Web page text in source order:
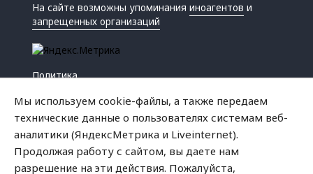
На сайте возможны упоминанияиноагентов и
запрещенных организаций
Политика
Мы используем cookie-файлы, а также передаем
технические данные о пользователях системам веб-
аналитики (ЯндексМетрика и Liveinternet).
Продолжая работу с сайтом, вы даете нам
разрешение на эти действия. Пожалуйста,